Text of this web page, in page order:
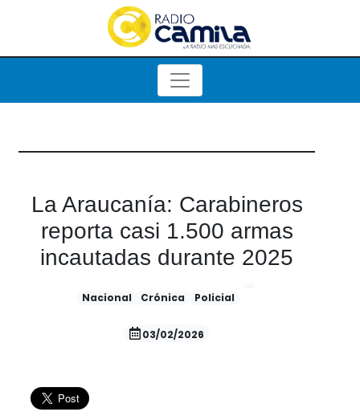
La Araucanía: Carabineros
reporta casi 1.500 armas
incautadas durante 2025
Nacional Crónica Policial
03/02/2026